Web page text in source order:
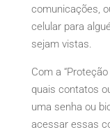
comunicações,
celular para
sejam vistas.
Com a
quais contatos
uma senha ou
acessar essas